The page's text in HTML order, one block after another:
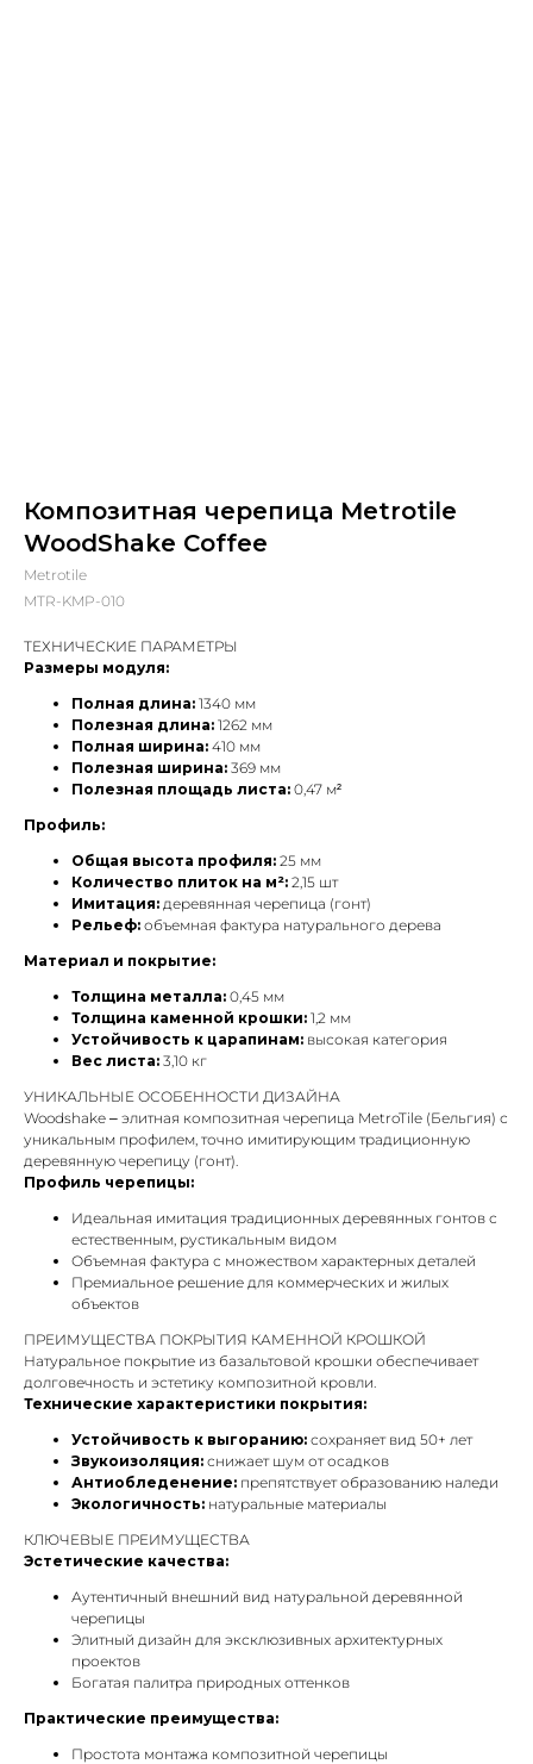
Композитная черепица Metrotile
WoodShake Coffee
Metrotile
MTR-KMP-010
ТЕХНИЧЕСКИЕ ПАРАМЕТРЫ
Размеры модуля:
Полная длина: 1340 мм
Полезная длина: 1262 мм
Полная ширина: 410 мм
Полезная ширина: 369 мм
Полезная площадь листа: 0,47 м²
Профиль:
Общая высота профиля: 25 мм
Количество плиток на м²: 2,15 шт
Имитация: деревянная черепица (гонт)
Рельеф: объемная фактура натурального дерева
Материал и покрытие:
Толщина металла: 0,45 мм
Толщина каменной крошки: 1,2 мм
Устойчивость к царапинам: высокая категория
Вес листа: 3,10 кг
УНИКАЛЬНЫЕ ОСОБЕННОСТИ ДИЗАЙНА
Woodshake – элитная композитная черепица MetroTile (Бельгия) с
уникальным профилем, точно имитирующим традиционную
деревянную черепицу (гонт).
Профиль черепицы:
Идеальная имитация традиционных деревянных гонтов с
естественным, рустикальным видом
Объемная фактура с множеством характерных деталей
Премиальное решение для коммерческих и жилых
объектов
ПРЕИМУЩЕСТВА ПОКРЫТИЯ КАМЕННОЙ КРОШКОЙ
Натуральное покрытие из базальтовой крошки обеспечивает
долговечность и эстетику композитной кровли.
Технические характеристики покрытия:
Устойчивость к выгоранию: сохраняет вид 50+ лет
Звукоизоляция: снижает шум от осадков
Антиобледенение: препятствует образованию наледи
Экологичность: натуральные материалы
КЛЮЧЕВЫЕ ПРЕИМУЩЕСТВА
Эстетические качества:
Аутентичный внешний вид натуральной деревянной
черепицы
Элитный дизайн для эксклюзивных архитектурных
проектов
Богатая палитра природных оттенков
Практические преимущества:
Простота монтажа композитной черепицы